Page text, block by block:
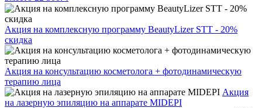
Акция на комплексную программу BeautyLizer STT - 20%
скидка
Акция на консультацию косметолога + фотодинамическую
терапию лица
Акция
на лазерную эпиляцию на аппарате MIDEPI